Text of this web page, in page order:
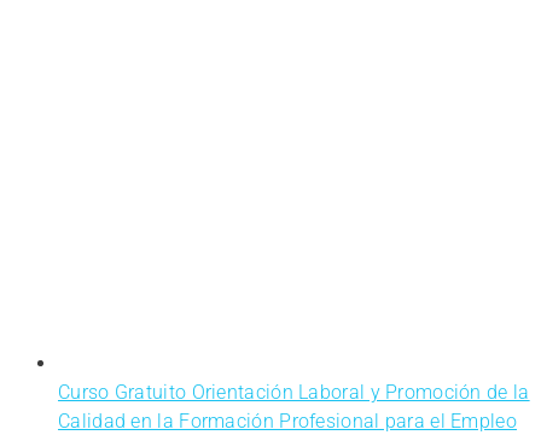
Curso Gratuito Orientación Laboral y Promoción de la
Calidad en la Formación Profesional para el Empleo